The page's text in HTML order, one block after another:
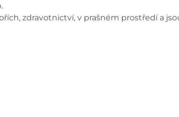
zdravotnictví, v prašném prostředí a